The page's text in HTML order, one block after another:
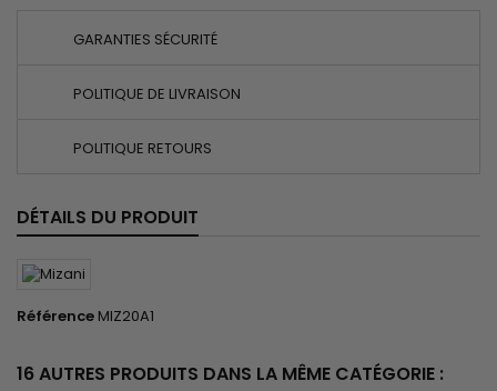
GARANTIES SÉCURITÉ
POLITIQUE DE LIVRAISON
POLITIQUE RETOURS
DÉTAILS DU PRODUIT
Référence MIZ20A1
16 AUTRES PRODUITS DANS LA MÊME CATÉGORIE :